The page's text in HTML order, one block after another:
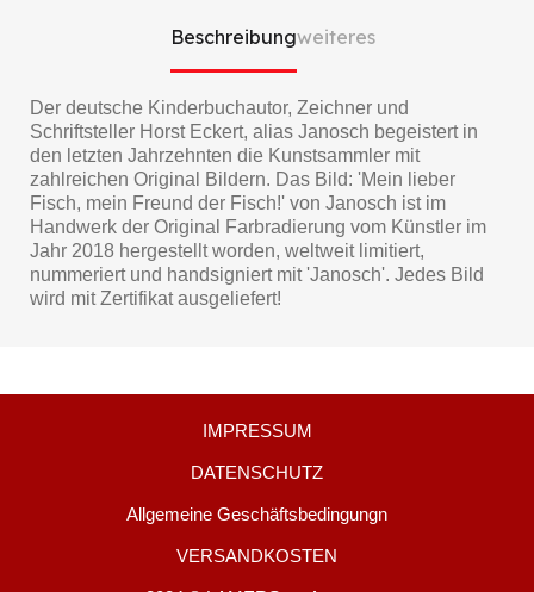
Beschreibungweiteres
Der deutsche Kinderbuchautor, Zeichner und
Schriftsteller Horst Eckert, alias Janosch begeistert in
den letzten Jahrzehnten die Kunstsammler mit
zahlreichen Original Bildern. Das Bild: 'Mein lieber
Fisch, mein Freund der Fisch!' von Janosch ist im
Handwerk der Original Farbradierung vom Künstler im
Jahr 2018 hergestellt worden, weltweit limitiert,
nummeriert und handsigniert mit 'Janosch'. Jedes Bild
wird mit Zertifikat ausgeliefert!
IMPRESSUM
DATENSCHUTZ
Allgemeine Geschäftsbedingungn
VERSANDKOSTEN